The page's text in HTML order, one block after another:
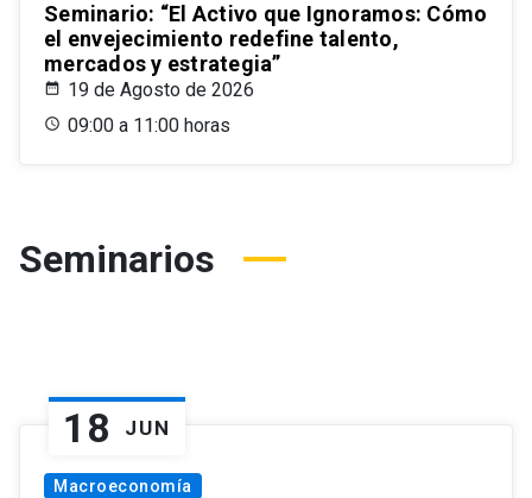
Seminario: “El Activo que Ignoramos: Cómo
el envejecimiento redefine talento,
mercados y estrategia”
19 de Agosto de 2026
09:00 a 11:00 horas
Seminarios
18 JUN
Macroeconomía